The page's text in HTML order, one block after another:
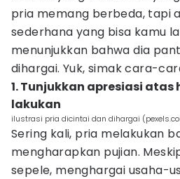
pria memang berbeda, tapi
sederhana yang bisa kamu
menunjukkan bahwa dia
dihargai. Yuk, simak cara-
1. Tunjukkan apresiasi atas
lakukan
ilustrasi pria dicintai dan dihargai
Sering kali, pria melakukan
mengharapkan pujian.
sepele, menghargai usaha-